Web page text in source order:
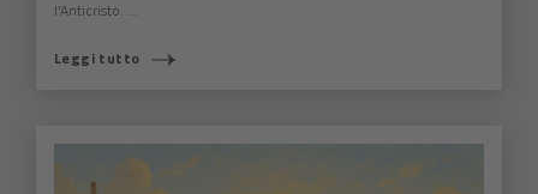
l'Anticristo. ...
Leggi tutto